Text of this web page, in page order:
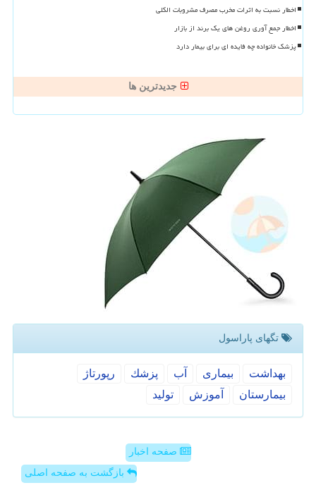
اخطار نسبت به اثرات مخرب مصرف مشروبات الکلی
اخطار جمع آوری روغن های یک برند از بازار
پزشک خانواده چه فایده ای برای بیمار دارد
جدیدترین ها
تگهای پاراسول
بهداشت بیماری آب پزشك
رپورتاژ
بیمارستان
آموزش تولید
صفحه اخبار
بازگشت به صفحه اصلی